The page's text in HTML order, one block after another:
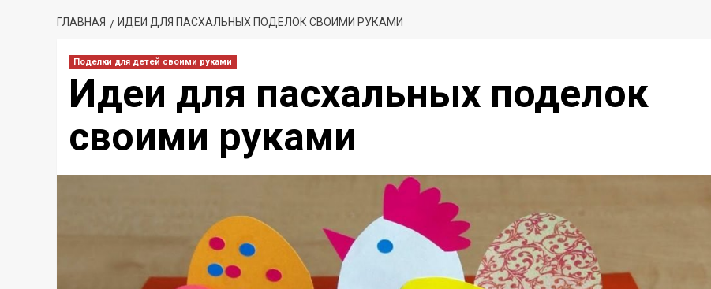
ГЛАВНАЯ ИДЕИ ДЛЯ ПАСХАЛЬНЫХ ПОДЕЛОК СВОИМИ РУКАМИ
Поделки для детей своими руками
Идеи для пасхальных поделок
своими руками